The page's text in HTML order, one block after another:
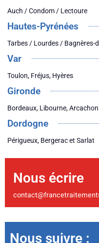
Auch / Condom / Lectoure
Hautes-Pyrénées
Tarbes / Lourdes / Bagnères-
Var
Toulon, Fréjus, Hyères
Gironde
Bordeaux, Libourne, Arcachon
Dordogne
Périgueux, Bergerac et Sarlat
Nous écrire
Nous suivre :